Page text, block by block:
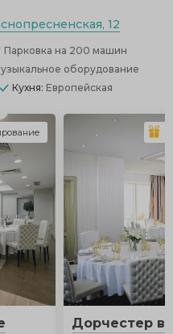
12
Парковка на 200 машин
оборудование
Кухня: Европейская
Дорчестер